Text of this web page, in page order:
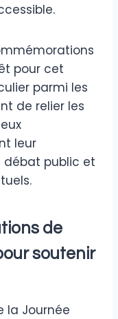
pour cet
parmi les
de relier les
leur
débat public et
de
soutenir
la Journée